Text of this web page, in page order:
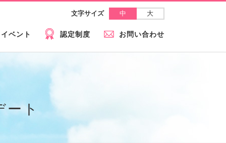
文字サイズ 中 大
イベント 認定制度 お問い合わせ
ト